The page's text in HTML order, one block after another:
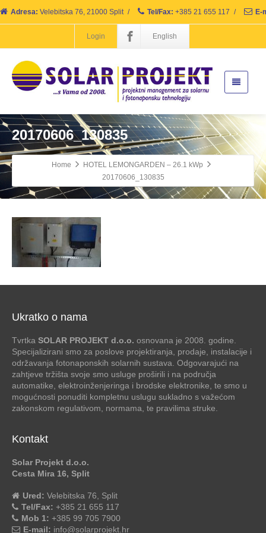
Adresa: Velebitska 76, 21000 Split / Tel/Fax: +385 21 655 117 / E-
Login English
20170606_130835
Home
HOTEL LEMONGARDEN – 26.1 kWp
20170606_130835
Ukratko o nama
Tvrtka SOLAR PROJEKT d.o.o. osnovana je 2008. godine.
Specijalizirani smo za poslove projektiranja, prodaje, instalacije i
održavanja fotonaponskih solarnih sustava. Odgovarajući na
zahtjeve tržišta svoje smo usluge proširili i na područja
automatike, elektroinženjeringa i brodske elektronike, te smo u
mogućnosti ponuditi kompletnu uslugu sukladno s važećom
zakonskom regulativom, normama, te pravilima struke.
Kontakt
Solar Projekt d.o.o.
Cesta Mira 16, Split
Ured: Velebitska 76, Split
Tel/Fax: +385 21 655 117
Mob 1: +385 99 705 7900
E-mail: info@solarprojekt.hr